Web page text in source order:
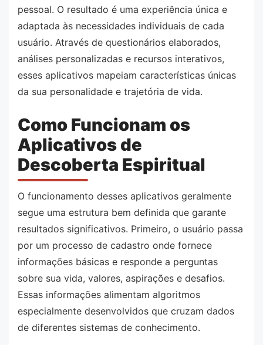
pessoal. O resultado é uma experiência única e
adaptada às necessidades individuais de cada
usuário. Através de questionários elaborados,
análises personalizadas e recursos interativos,
esses aplicativos mapeiam características únicas
da sua personalidade e trajetória de vida.
Como Funcionam os
Aplicativos de
Descoberta Espiritual
O funcionamento desses aplicativos geralmente
segue uma estrutura bem definida que garante
resultados significativos. Primeiro, o usuário passa
por um processo de cadastro onde fornece
informações básicas e responde a perguntas
sobre sua vida, valores, aspirações e desafios.
Essas informações alimentam algoritmos
especialmente desenvolvidos que cruzam dados
de diferentes sistemas de conhecimento.